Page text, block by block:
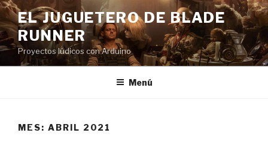
Saltar
al
contenido
EL JUGUETERO DE BLADE
RUNNER
Proyectos lúdicos con Arduino
Menú
MES: ABRIL 2021